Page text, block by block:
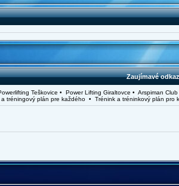
Zaujímavé
Teškovice • Power Lifting Giraltovce • Arspiman
tréningový plán pre každého • Trénink a tréninkový plán pro